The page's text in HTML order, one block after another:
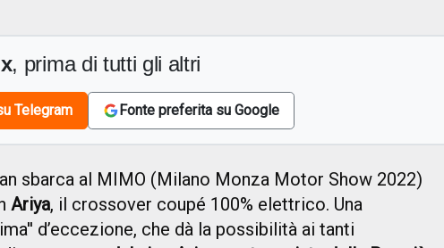
, prima di tutti gli altri
Telegram Fonte preferita su Google
sbarca al MIMO (Milano Monza Motor Show 2022)
Ariya, il crossover coupé 100% elettrico. Una
d’eccezione, che dà la possibilità ai tanti